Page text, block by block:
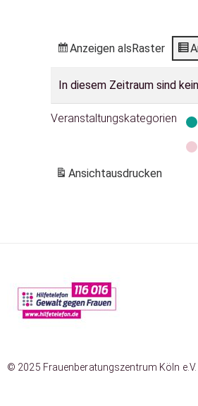
Anzeigen alsRaster
In diesem Zeitraum sind
Veranstaltungskategorien
Ansichtausdrucken
© 2025 Frauenberatungszentrum Köln e.V.